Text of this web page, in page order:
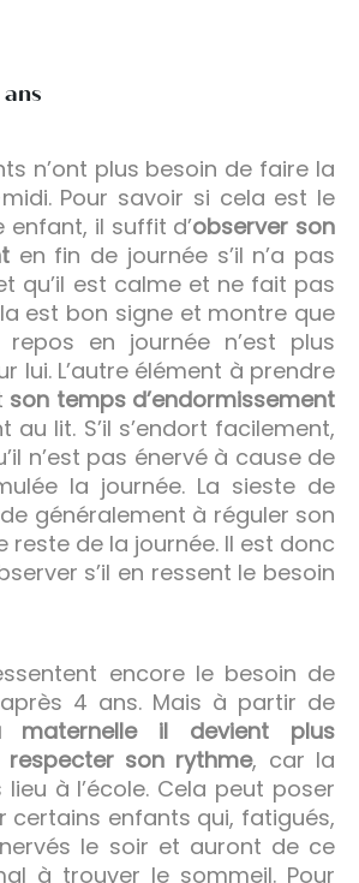
n’ont plus besoin de faire la
Pour savoir si cela est le
il suffit d’observer son
en fin de journée s’il n’a pas
qu’il est calme et ne fait pas
est bon signe et montre que
en journée n’est plus
lui. L’autre élément à prendre
son temps d’endormissement
au lit. S’il s’endort facilement,
n’est pas énervé à cause de
la journée. La sieste de
généralement à réguler son
reste de la journée. Il est donc
s’il en ressent le besoin
encore le besoin de
4 ans. Mais à partir de
maternelle il devient plus
son rythme, car la
lieu à l’école. Cela peut poser
certains enfants qui, fatigués,
le soir et auront de ce
à trouver le sommeil. Pour